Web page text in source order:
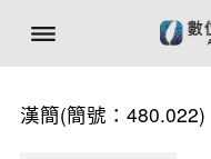
漢簡(簡號：480.022)